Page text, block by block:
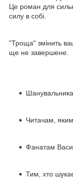
Це роман для
силу в собі.
"Троща" змінить
ще не завершене.
Читачам,
Фанатам
Тим, хто